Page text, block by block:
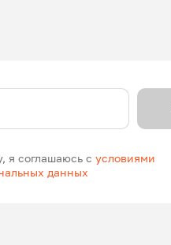
я соглашаюсь сусловиями
данных